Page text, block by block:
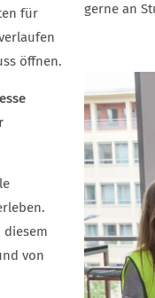
für
öffnen.
diesem
von
gerne an